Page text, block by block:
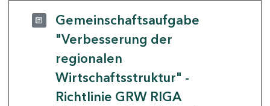
Gemeinschaftsaufgabe
"Verbesserung der
regionalen
Wirtschaftsstruktur" -
Richtlinie GRW RIGA